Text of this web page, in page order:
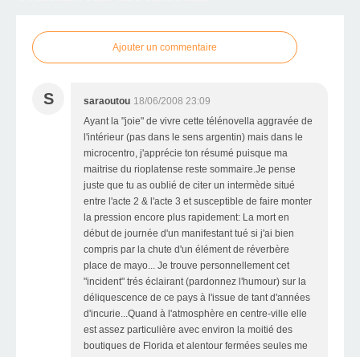
Ajouter un commentaire
S saraoutou 18/06/2008 23:09
Ayant la "joie" de vivre cette télénovella aggravée de
l'intérieur (pas dans le sens argentin) mais dans le
microcentro, j'apprécie ton résumé puisque ma
maitrise du rioplatense reste sommaire.Je pense
juste que tu as oublié de citer un intermède situé
entre l'acte 2 & l'acte 3 et susceptible de faire monter
la pression encore plus rapidement: La mort en
début de journée d'un manifestant tué si j'ai bien
compris par la chute d'un élément de réverbère
place de mayo... Je trouve personnellement cet
"incident" trés éclairant (pardonnez l'humour) sur la
déliquescence de ce pays à l'issue de tant d'années
d'incurie...Quand à l'atmosphère en centre-ville elle
est assez particulière avec environ la moitié des
boutiques de Florida et alentour fermées seules me